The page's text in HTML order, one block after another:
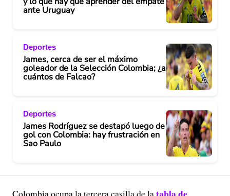
ante Uruguay
Deportes
James, cerca de ser el máximo
goleador de la Selección Colombia; ¿a
cuántos de Falcao?
Deportes
James Rodríguez se destapó luego de
gol con Colombia: hay frustración en
Sao Paulo
Colombia ocupa la tercera casilla de la